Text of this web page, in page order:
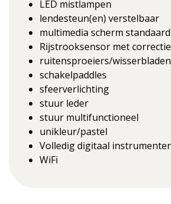
LED mistlampen
lendesteun(en) verstelbaar
multimedia scherm standaard
Rijstrooksensor met correctie
ruitensproeiers/
schakelpaddles
sfeerverlichting
stuur leder
stuur multifunctioneel
unikleur/pastel
Volledig digitaal
WiFi